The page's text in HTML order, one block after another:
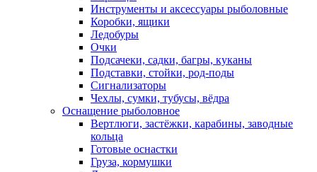
Инструменты и аксессуары рыболовные
Коробки, ящики
Ледобуры
Очки
Подсачеки, садки, багры, куканы
Подставки, стойки, род-поды
Сигнализаторы
Чехлы, сумки, тубусы, вёдра
Оснащение рыболовное
Вертлюги, застёжки, карабины, заводные
кольца
Готовые оснастки
Груза, кормушки